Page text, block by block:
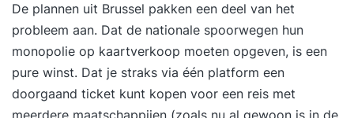
De plannen uit Brussel pakken een deel van het
probleem aan. Dat de nationale spoorwegen hun
monopolie op kaartverkoop moeten opgeven, is een
pure winst. Dat je straks via één platform een
doorgaand ticket kunt kopen voor een reis met